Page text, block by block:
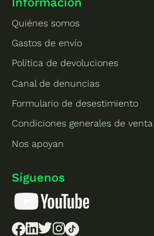
Quiénes somos
Gastos de envío
Política de devoluciones
Canal de denuncias
Formulario de desestimiento
Condiciones generales de
Nos apoyan
Síguenos